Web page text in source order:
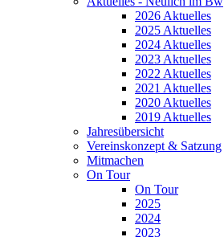
2026 Aktuelles
2025 Aktuelles
2024 Aktuelles
2023 Aktuelles
2022 Aktuelles
2021 Aktuelles
2020 Aktuelles
2019 Aktuelles
Jahresübersicht
Vereinskonzept & Satzung
Mitmachen
On Tour
On Tour
2025
2024
2023